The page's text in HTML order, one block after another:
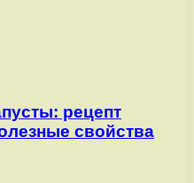
рецепт
свойства